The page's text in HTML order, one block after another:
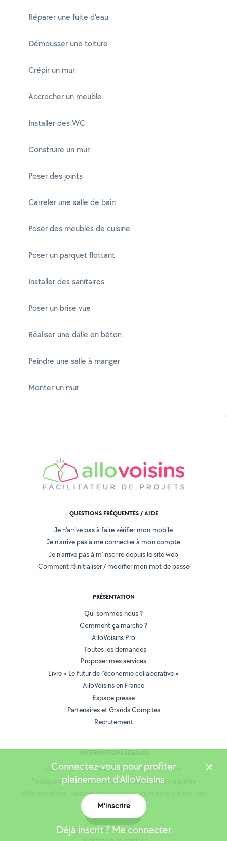
Réparer une fuite d'eau
Démousser une toiture
Crépir un mur
Accrocher un meuble
Installer des WC
Construire un mur
Poser des joints
Carreler une salle de bain
Poser des meubles de cuisine
Poser un parquet flottant
Installer des sanitaires
Poser un brise vue
Réaliser une dalle en béton
Peindre une salle à manger
Monter un mur
QUESTIONS FRÉQUENTES / AIDE
Je n'arrive pas à faire vérifier mon mobile
Je n'arrive pas à me connecter à mon compte
Je n'arrive pas à m'inscrire depuis le site web
Comment réinitialiser / modifier mon mot de passe
PRÉSENTATION
Qui sommes-nous ?
Comment ça marche ?
AlloVoisins Pro
Toutes les demandes
Proposer mes services
Livre « Le futur de l'économie collaborative »
AlloVoisins en France
Espace presse
Partenaires et Grands Comptes
Recrutement
Conditions Générales de Vente et d'Utilisation
Politique de confidentialité et de respect de la vie privée
Référencement, classement des annonces et contrôle des avis
Mentions légales
Cookies
Location de matériel
Connectez-vous pour profiter
pleinement d'AlloVoisins
M'inscrire
Déjà inscrit ? Me connecter